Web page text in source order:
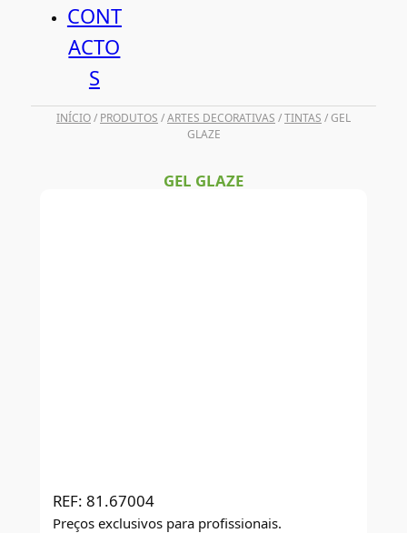
CONT
ACTO
S
INÍCIO/ PRODUTOS /ARTES DECORATIVAS /TINTAS / GEL
GLAZE
GEL GLAZE
REF: 81.67004
Preços exclusivos para profissionais.